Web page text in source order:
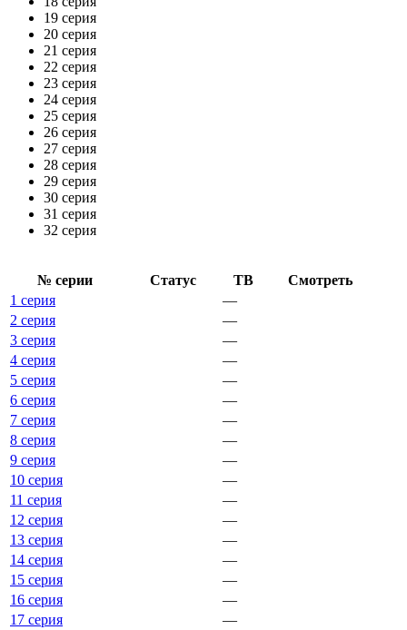
19 серия
20 серия
21 серия
22 серия
23 серия
24 серия
25 серия
26 серия
27 серия
28 серия
29 серия
30 серия
31 серия
32 серия
№ се­рии Ста­тус ТВ
Смот­реть
1 серия
—
2 серия
—
3 серия
—
4 серия
—
5 серия
—
6 серия
—
7 серия
—
8 серия
—
9 серия
—
10 серия
—
11 серия
—
12 серия
—
13 серия
—
14 серия
—
15 серия
—
16 серия
—
17 серия
—